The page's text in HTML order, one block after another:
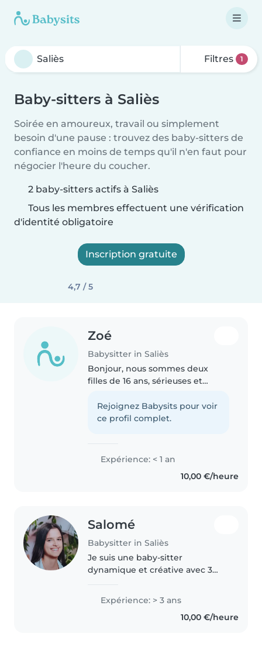
Filtres 1
Baby-sitters à Saliès
Soirée en amoureux, travail ou simplement
besoin d'une pause : trouvez des baby-sitters de
confiance en moins de temps qu'il n'en faut pour
négocier l'heure du coucher.
2 baby-sitters actifs à Saliès
Tous les membres effectuent une vérification
d'identité obligatoire
Inscription gratuite
4,7 / 5
Zoé
Babysitter in Saliès
Bonjour, nous sommes deux
filles de 16 ans, sérieuses et
nos services de babysitting. Nous
pouvons garder vos enfants en
Rejoignez Babysits pour voir
ce profil complet.
Expérience: < 1 an
10,00 €/heure
Salomé
Babysitter in Saliès
Je suis une baby-sitter
dynamique et créative avec 3
les enfants de 3 a 6 ans. Je parle
français avec un bon niveau
Expérience: > 3 ans
10,00 €/heure